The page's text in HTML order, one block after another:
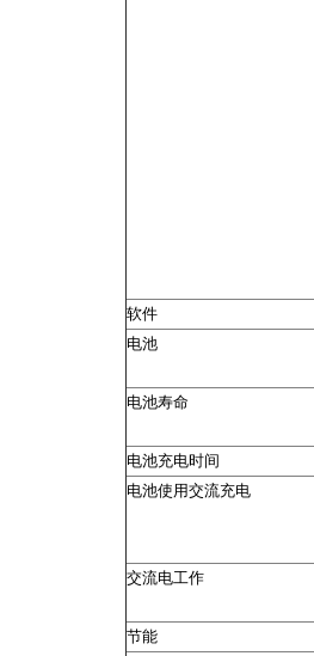
软件
电池
电池寿命
电池充电时间
电池使用交流充电
交流电工作
节能